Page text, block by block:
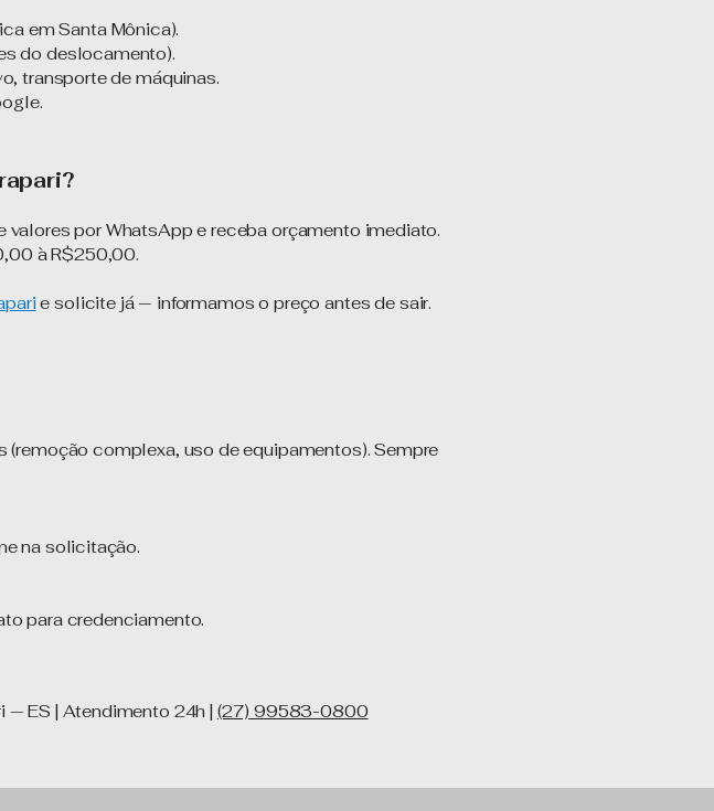
em Santa Mônica).
do deslocamento).
transporte de máquinas.
por WhatsApp e receba orçamento imediato.
à R$250,00.
e solicite já — informamos o preço antes de sair.
complexa, uso de equipamentos). Sempre
na solicitação.
para credenciamento.
— ES | Atendimento 24h | (27) 99583-0800